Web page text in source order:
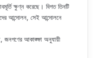
ক্ষুণ্ন করেছে। বিগত তিনটি
আন্দোলন, সেই আন্দোলনে
জনগণের আকাঙ্ক্ষা অনুযায়ী